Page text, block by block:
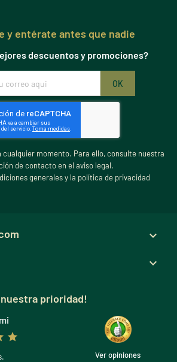
y entérate antes que nadie
descuentos y promociones?
cualquier momento. Para ello, consulte nuestra
de contacto en el aviso legal.
generales y la política de privacidad


prioridad!
Ver opiniones